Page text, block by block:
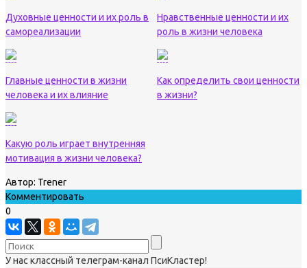
Духовные ценности и их роль в
самореализации
Нравственные ценности и их
роль в жизни человека
Главные ценности в жизни
человека и их влияние
Как определить свои ценности
в жизни?
Какую роль играет внутренняя
мотивация в жизни человека?
Автор: Trener
Комментировать
0
У нас классный телеграм-канал ПсиКластер!